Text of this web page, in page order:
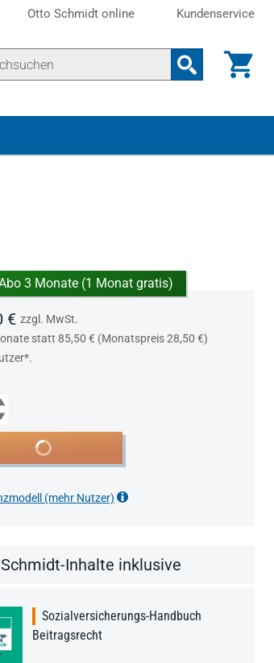
Otto Schmidt online Kundenservice
3 Monate (1 Monat gratis)
€ zzgl. MwSt.
statt 85,50 € (Monatspreis 28,50 €)
In den Warenkorb
(mehr Nutzer)
Inhalte inklusive
Sozialversicherungs-Handbuch
Beitragsrecht